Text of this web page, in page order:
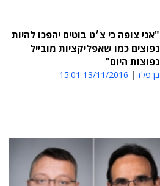
"אני צופה כי צ׳ט בוטים יהפכו להיות
נפוצים כמו שאפליקציות מובייל
נפוצות היום"
בן פלד 13/11/2016 15:01